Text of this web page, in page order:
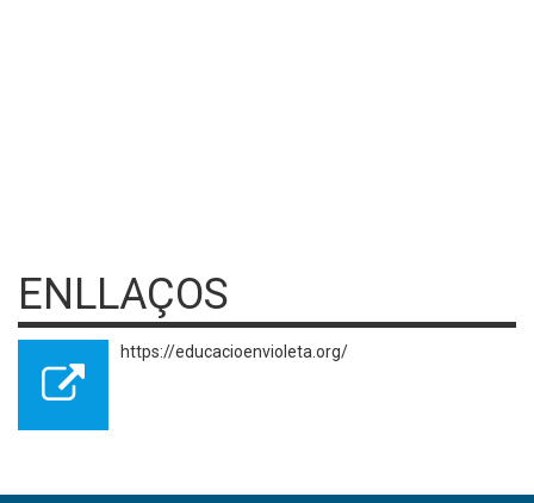
ENLLAÇOS
https://educacioenvioleta.org/